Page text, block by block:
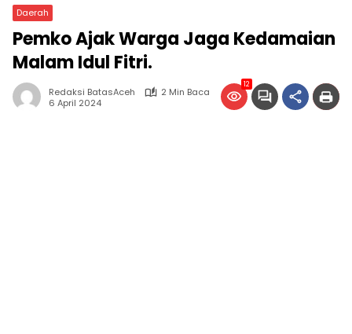
Daerah
Pemko Ajak Warga Jaga Kedamaian
Malam Idul Fitri.
Redaksi BatasAceh
2 Min Baca
6 April 2024
12